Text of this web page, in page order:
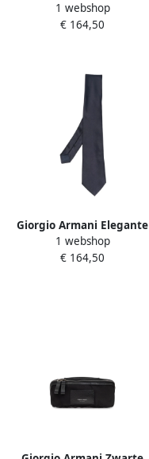
Zijden Stropdas voor
Mannen Black Heren
1 webshop
€ 164,50
Giorgio Armani Elegante
Zijden Stropdas voor
Mannen Blue Heren
1 webshop
€ 164,50